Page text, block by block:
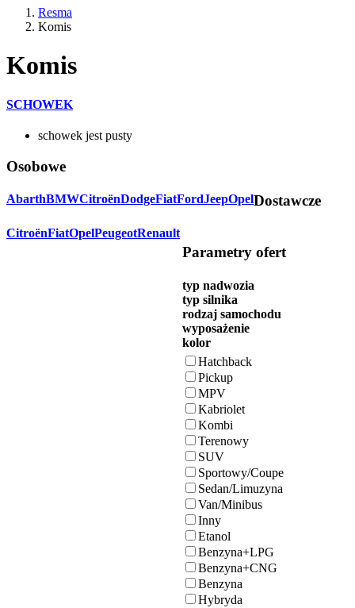
Resma
Komis
Komis
SCHOWEK
schowek jest pusty
Osobowe
AbarthBMWCitroënDodgeFiatFordJeepOpelDostawcze
CitroënFiatOpelPeugeotRenault
Parametry ofert
typ nadwozia
typ silnika
rodzaj samochodu
wyposażenie
kolor
Hatchback
Pickup
MPV
Kabriolet
Kombi
Terenowy
SUV
Sportowy/Coupe
Sedan/Limuzyna
Van/Minibus
Inny
Etanol
Benzyna+LPG
Benzyna+CNG
Benzyna
Hybryda